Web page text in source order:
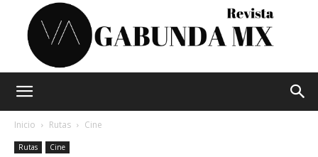
Inicio Rutas Cine
Rutas Cine